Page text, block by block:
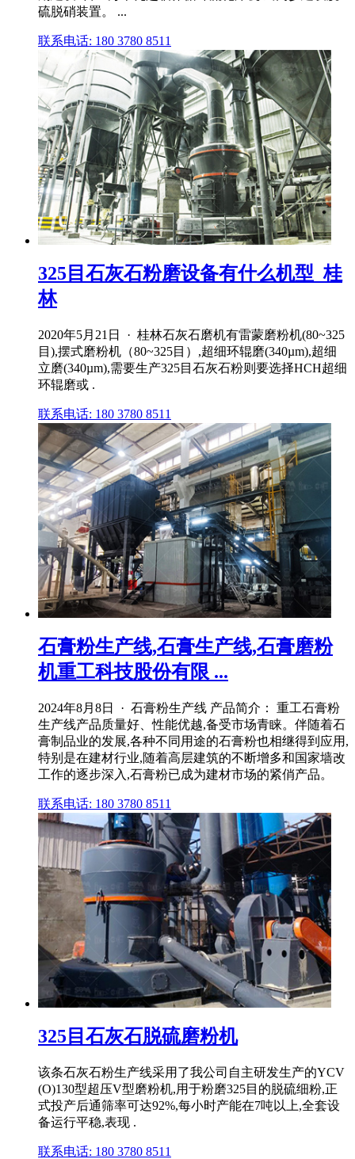
硫脱硝装置。 ...
联系电话: 180 3780 8511
325目石灰石粉磨设备有什么机型_桂
林
2020年5月21日 · 桂林石灰石磨机有雷蒙磨粉机(80~325
目),摆式磨粉机（80~325目）,超细环辊磨(340µm),超细
立磨(340µm),需要生产325目石灰石粉则要选择HCH超细
环辊磨或 .
联系电话: 180 3780 8511
石膏粉生产线,石膏生产线,石膏磨粉
机重工科技股份有限 ...
2024年8月8日 · 石膏粉生产线 产品简介： 重工石膏粉
生产线产品质量好、性能优越,备受市场青睐。伴随着石
膏制品业的发展,各种不同用途的石膏粉也相继得到应用,
特别是在建材行业,随着高层建筑的不断增多和国家墙改
工作的逐步深入,石膏粉已成为建材市场的紧俏产品。
联系电话: 180 3780 8511
325目石灰石脱硫磨粉机
该条石灰石粉生产线采用了我公司自主研发生产的YCV
(O)130型超压V型磨粉机,用于粉磨325目的脱硫细粉,正
式投产后通筛率可达92%,每小时产能在7吨以上,全套设
备运行平稳,表现 .
联系电话: 180 3780 8511